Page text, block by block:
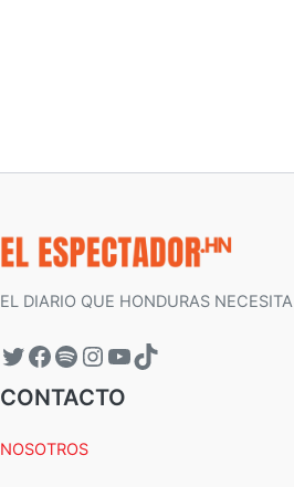
EL DIARIO QUE HONDURAS NECESITA
CONTACTO
NOSOTROS